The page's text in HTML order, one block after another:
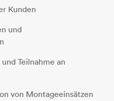
Kunden
und
Teilnahme an
von Montageeinsätzen